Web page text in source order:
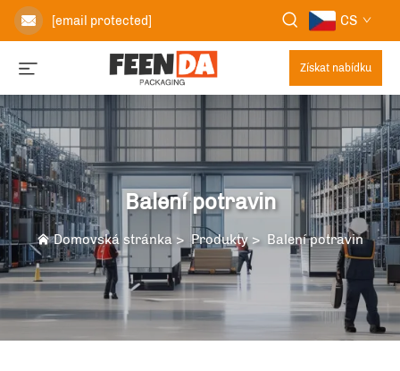
[email protected] CS
Získat nabídku
Balení potravin
Domovská stránka > Produkty > Balení potravin